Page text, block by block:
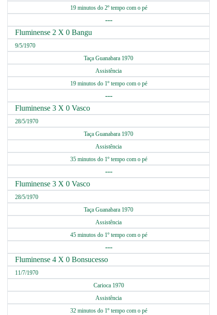
19 minutos do 2º tempo com o pé
---
Fluminense 2 X 0 Bangu
9/5/1970
Taça Guanabara 1970
Assistência
19 minutos do 1º tempo com o pé
---
Fluminense 3 X 0 Vasco
28/5/1970
Taça Guanabara 1970
Assistência
35 minutos do 1º tempo com o pé
---
Fluminense 3 X 0 Vasco
28/5/1970
Taça Guanabara 1970
Assistência
45 minutos do 1º tempo com o pé
---
Fluminense 4 X 0 Bonsucesso
11/7/1970
Carioca 1970
Assistência
32 minutos do 1º tempo com o pé